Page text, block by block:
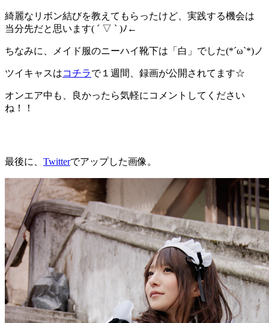
綺麗なリボン結びを教えてもらったけど、実践する機会は
当分先だと思います( ´ ▽ ` )ﾉ←
ちなみに、メイド服のニーハイ靴下は「白」でした(*´ω`*)ノ
ツイキャスはコチラで１週間、録画が公開されてます☆
オンエア中も、良かったら気軽にコメントしてください
ね！！
最後に、 Twitterでアップした画像。